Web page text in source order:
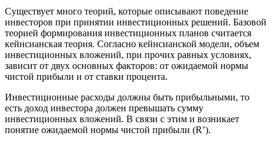
Существует много теорий, которые описывают поведение
инвесторов при принятии инвестиционных решений. Базовой
теорией формирования инвестиционных планов считается
кейнсианская теория. Согласно кейнсианской модели, объем
инвестиционных вложений, при прочих равных условиях,
зависит от двух основных факторов: от ожидаемой нормы
чистой прибыли и от ставки процента.
Инвестиционные расходы должны быть прибыльными, то
есть доход инвестора должен превышать сумму
инвестиционных вложений. В связи с этим и возникает
понятие ожидаемой нормы чистой прибыли (R’).